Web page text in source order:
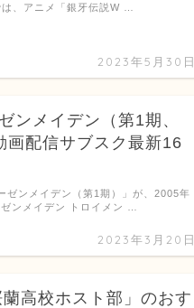
2023年5月30日
、アニメ「銀牙伝説W …
ンメイデン（第1期、
画配信サブスク最新16
2023年3月20日
ゼンメイデン（第1期）」が、2005年
ンメイデン トロイメン …
高校ホスト部」のおす